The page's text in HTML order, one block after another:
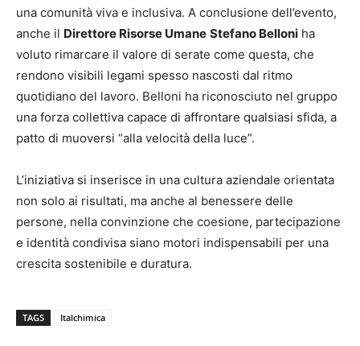
una comunità viva e inclusiva. A conclusione dell’evento,
anche il Direttore Risorse Umane Stefano Belloni ha
voluto rimarcare il valore di serate come questa, che
rendono visibili legami spesso nascosti dal ritmo
quotidiano del lavoro. Belloni ha riconosciuto nel gruppo
una forza collettiva capace di affrontare qualsiasi sfida, a
patto di muoversi “alla velocità della luce”.
L’iniziativa si inserisce in una cultura aziendale orientata
non solo ai risultati, ma anche al benessere delle
persone, nella convinzione che coesione, partecipazione
e identità condivisa siano motori indispensabili per una
crescita sostenibile e duratura.
TAGS Italchimica